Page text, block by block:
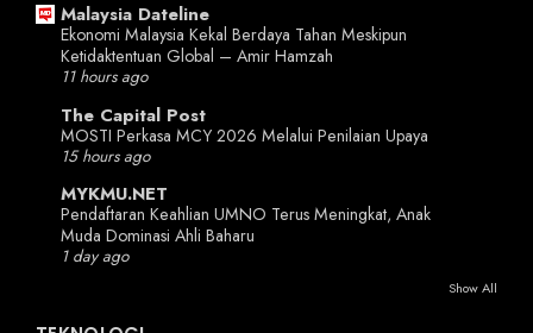
Malaysia Dateline
Ekonomi Malaysia Kekal Berdaya Tahan Meskipun
Ketidaktentuan Global – Amir Hamzah
11 hours ago
The Capital Post
MOSTI Perkasa MCY 2026 Melalui Penilaian Upaya
15 hours ago
MYKMU.NET
Pendaftaran Keahlian UMNO Terus Meningkat, Anak
Muda Dominasi Ahli Baharu
1 day ago
Show All